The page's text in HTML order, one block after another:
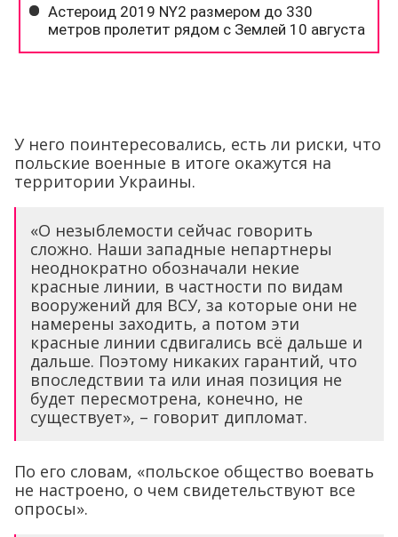
У него поинтересовались, есть ли риски, что
польские военные в итоге окажутся на
территории Украины.
«О незыблемости сейчас говорить
сложно. Наши западные непартнеры
неоднократно обозначали некие
красные линии, в частности по видам
вооружений для ВСУ, за которые они не
намерены заходить, а потом эти
красные линии сдвигались всё дальше и
дальше. Поэтому никаких гарантий, что
впоследствии та или иная позиция не
будет пересмотрена, конечно, не
существует», – говорит дипломат.
По его словам, «польское общество воевать
не настроено, о чем свидетельствуют все
опросы».